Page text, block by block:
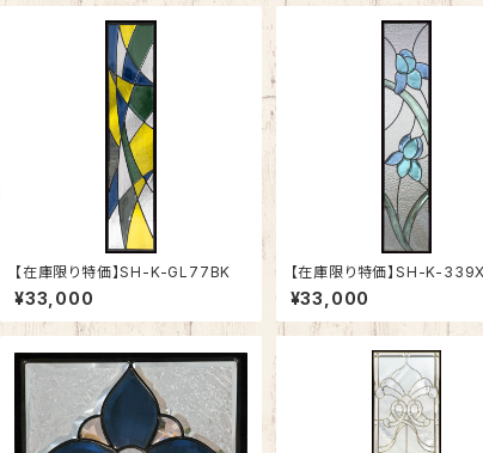
【在庫限り特価】SH-K-GL77BK
¥33,000
【在庫限り特価】SH-K-
¥33,000